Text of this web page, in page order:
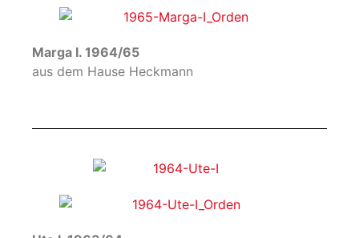
Marga I. 1964/65
aus dem Hause Heckmann